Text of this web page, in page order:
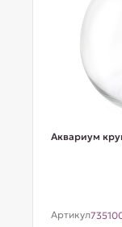
Аквариум
Артикул